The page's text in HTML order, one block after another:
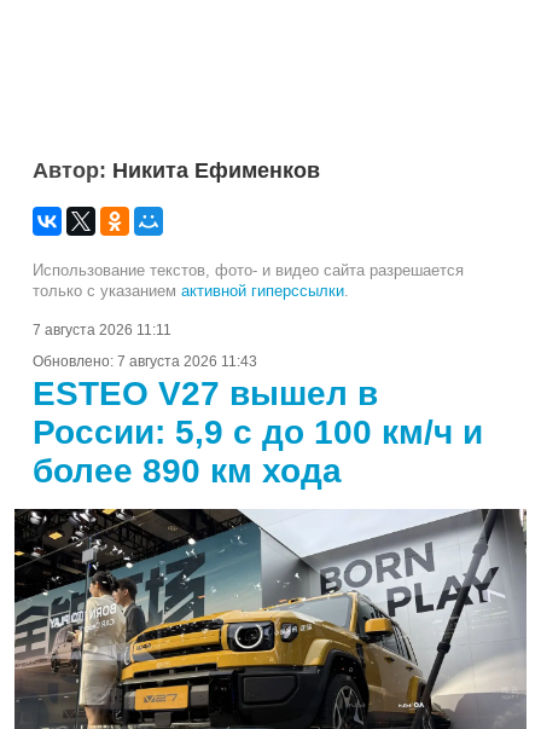
Автор: Никита Ефименков
Использование текстов, фото- и видео сайта разрешается
только с указанием активной гиперссылки
7 августа 2026 11:11
Обновлено: 7 августа 2026 11:43
ESTEO V27 вышел в
России: 5,9 с до 100 км/ч и
более 890 км хода